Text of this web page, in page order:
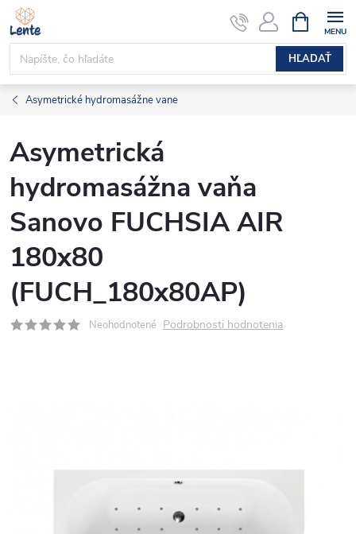
Prejsť
na
obsah
HĽADAŤ
KOŠÍK
Asymetrické hydromasážne vane
Asymetrická
hydromasážna vaňa
Sanovo FUCHSIA AIR
180x80
(FUCH_180x80AP)
Neohodnotené Podrobnosti hodnotenia